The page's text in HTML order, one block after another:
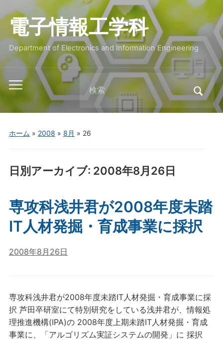
電子情報工学科
Department of Electronics and Information Engineering
Toggle
mobile
menu
Search
for:
ホーム » 2008 » 8月 » 26
日別アーカイブ: 2008年8月26日
専攻科浅井君が2008年度未踏
IT人材発掘・育成事業に採択
2008年8月26日
専攻科浅井君が2008年度未踏IT人材発掘・育成事業に採
択 芦田卒研室にて特別研究をしている浅井君が、情報処
理推進機構(IPA)の 2008年度上期未踏IT人材発掘・育成
事業に、「アルゴリズム実証システムの開発」に 採択